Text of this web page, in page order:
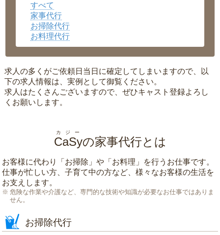
沖縄県
すべて
家事代行
お掃除代行
お料理代行
求人の多くがご依頼日当日に確定してしまいますので、以
下の求人情報は、実例として御覧ください。
求人はたくさんございますので、ぜひキャスト登録よろし
くお願いします。
CaSy
カジー
の家事代行とは
お客様に代わり「 お掃除 」や「 お料理 」を行うお仕事です。
仕事が忙しい方、子育て中の方など、様々なお客様の生活を
お支えします。
危険な作業や介護など、専門的な技術や知識が必要なお仕事ではありま
せん。
お掃除代行